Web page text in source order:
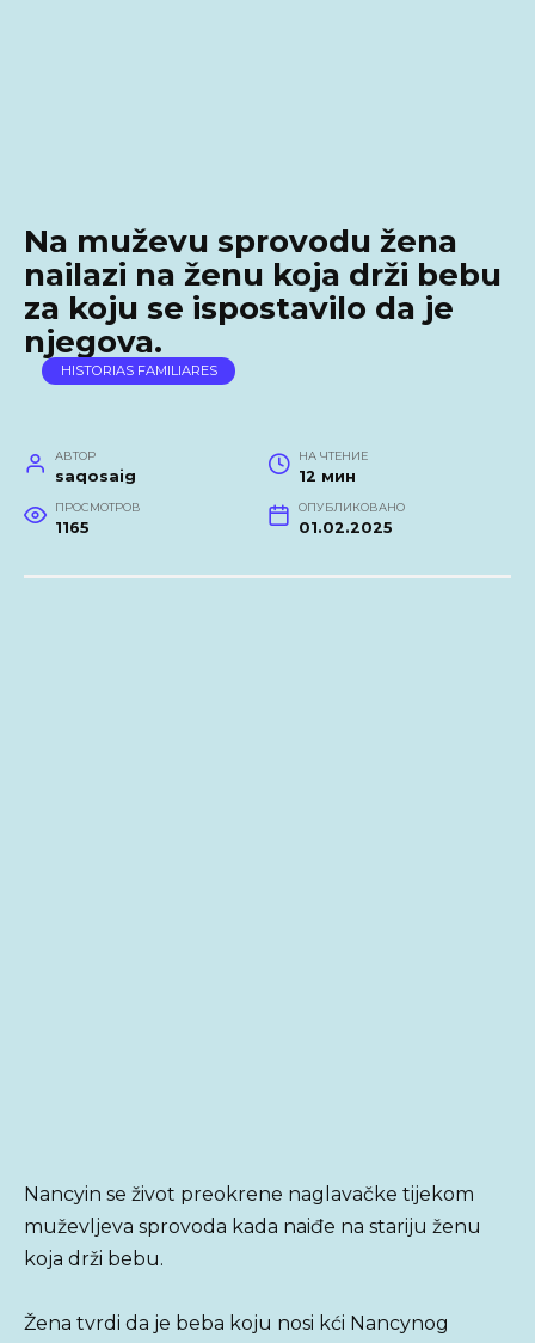
Na muževu sprovodu žena
nailazi na ženu koja drži bebu
za koju se ispostavilo da je
njegova.
HISTORIAS FAMILIARES
АВТОР
saqosaig
НА ЧТЕНИЕ
12 мин
ПРОСМОТРОВ
1165
ОПУБЛИКОВАНО
01.02.2025
Nancyin se život preokrene naglavačke tijekom
muževljeva sprovoda kada naiđe na stariju ženu
koja drži bebu.
Žena tvrdi da je beba koju nosi kći Nancynog